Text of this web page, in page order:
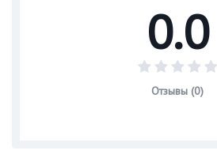
0.0
Отзывы (0)